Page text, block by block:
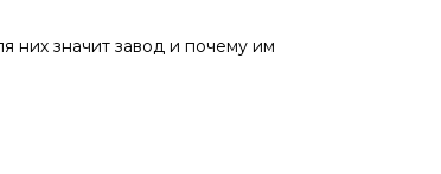
них значит завод и почему им